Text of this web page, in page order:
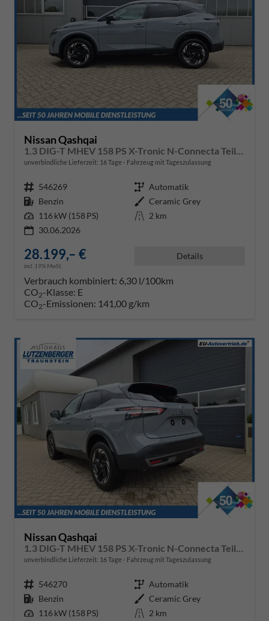
Nissan Qashqai
unverbindliche Lieferzeit: 16 Tage Fahrzeug mit Tageszulassung
Fahrzeugnr. 546269 Getriebe Automatik
Kraftstoff Benzin Außenfarbe Ceramic Grey
Leistung 116 kW (158 PS) Kilometerstand 2 km
30.06.2026
28.199,– €
incl. 19% MwSt.
Details
Verbrauch kombiniert: 6,30 l/100km
CO2-Klasse: E
CO2-Emissionen: 141,00 g/km
Nissan Qashqai
unverbindliche Lieferzeit: 16 Tage Fahrzeug mit Tageszulassung
Fahrzeugnr. 546270 Getriebe Automatik
Kraftstoff Benzin Außenfarbe Ceramic Grey
Leistung 116 kW (158 PS) Kilometerstand 2 km